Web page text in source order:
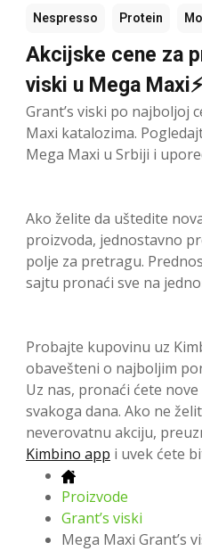
Nespresso Protein
Akcijske cene za
viski u Mega
Grant’s viski po najboljoj
Maxi katalozima.
Mega Maxi u Srbiji i
Ako želite da uštedite
proizvoda, jednostavno
polje za pretragu.
sajtu pronaći sve na
Probajte kupovinu uz
obavešteni o najboljim
Uz nas, pronaći ćete
svakoga dana. Ako ne
neverovatnu akciju,
Kimbino app i uvek ćete
Proizvode
Grant’s viski
Mega Maxi Grant’s